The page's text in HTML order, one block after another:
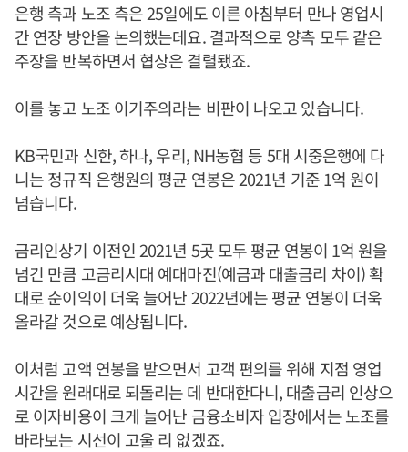
은행 측과 노조 측은 25일에도 이른 아침부터 만나 영업시
간 연장 방안을 논의했는데요. 결과적으로 양측 모두 같은
주장을 반복하면서 협상은 결렬됐죠.
이를 놓고 노조 이기주의라는 비판이 나오고 있습니다.
KB국민과 신한, 하나, 우리, NH농협 등 5대 시중은행에 다
니는 정규직 은행원의 평균 연봉은 2021년 기준 1억 원이
넘습니다.
금리인상기 이전인 2021년 5곳 모두 평균 연봉이 1억 원을
넘긴 만큼 고금리시대 예대마진(예금과 대출금리 차이) 확
대로 순이익이 더욱 늘어난 2022년에는 평균 연봉이 더욱
올라갈 것으로 예상됩니다.
이처럼 고액 연봉을 받으면서 고객 편의를 위해 지점 영업
시간을 원래대로 되돌리는 데 반대한다니, 대출금리 인상으
로 이자비용이 크게 늘어난 금융소비자 입장에서는 노조를
바라보는 시선이 고울 리 없겠죠.